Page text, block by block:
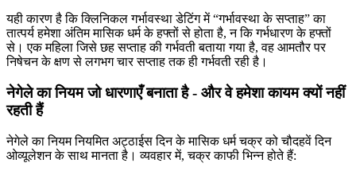
यही कारण है कि क्लिनिकल गर्भावस्था डेटिंग में “गर्भावस्था के सप्ताह” का
तात्पर्य हमेशा अंतिम मासिक धर्म के हफ्तों से होता है, न कि गर्भधारण के हफ्तों
से। एक महिला जिसे छह सप्ताह की गर्भवती बताया गया है, वह आमतौर पर
निषेचन के क्षण से लगभग चार सप्ताह तक ही गर्भवती रही है।
नेगेले का नियम जो धारणाएँ बनाता है - और वे हमेशा कायम क्यों नहीं
रहती हैं
नेगेले का नियम नियमित अट्ठाईस दिन के मासिक धर्म चक्र को चौदहवें दिन
ओव्यूलेशन के साथ मानता है। व्यवहार में, चक्र काफी भिन्न होते हैं: